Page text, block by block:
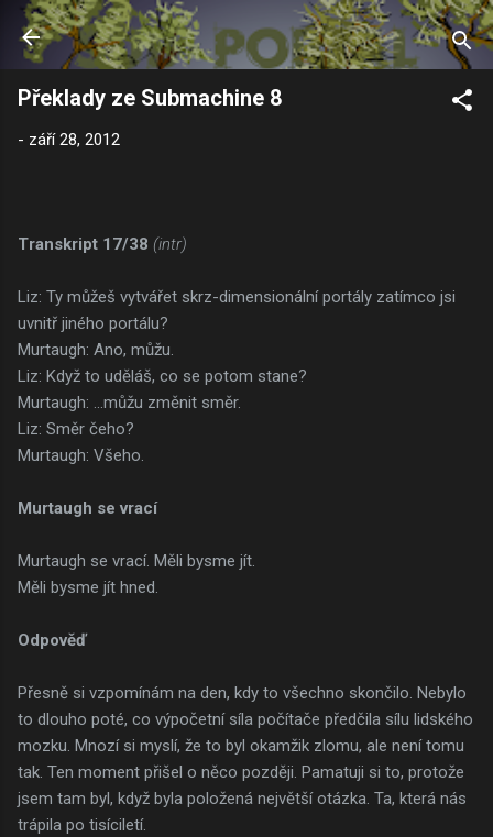
Přeskočit na hlavní obsah
Překlady ze Submachine 8
- září 28, 2012
Transkript 17/38 (intr)
Liz: Ty můžeš vytvářet skrz-dimensionální portály zatímco jsi
uvnitř jiného portálu?
Murtaugh: Ano, můžu.
Liz: Když to uděláš, co se potom stane?
Murtaugh: ...můžu změnit směr.
Liz: Směr čeho?
Murtaugh: Všeho.
Murtaugh se vrací
Murtaugh se vrací. Měli bysme jít.
Měli bysme jít hned.
Odpověď
Přesně si vzpomínám na den, kdy to všechno skončilo. Nebylo
to dlouho poté, co výpočetní síla počítače předčila sílu lidského
mozku. Mnozí si myslí, že to byl okamžik zlomu, ale není tomu
tak. Ten moment přišel o něco později. Pamatuji si to, protože
jsem tam byl, když byla položená největší otázka. Ta, která nás
trápila po tisíciletí.